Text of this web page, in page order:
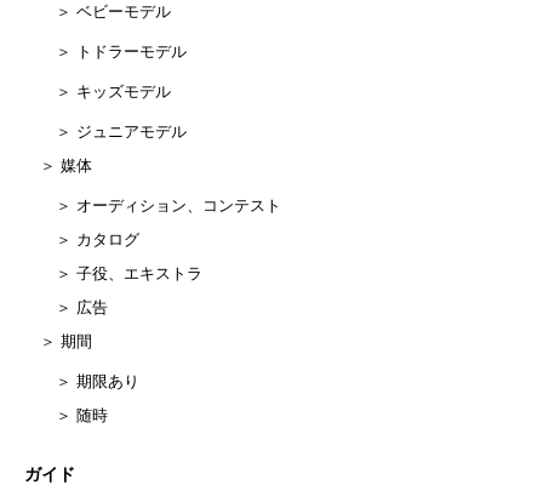
＞ ベビーモデル
＞ トドラーモデル
＞ キッズモデル
＞ ジュニアモデル
＞ 媒体
＞ オーディション、コンテスト
＞ カタログ
＞ 子役、エキストラ
＞ 広告
＞ 期間
＞ 期限あり
＞ 随時
ガイド